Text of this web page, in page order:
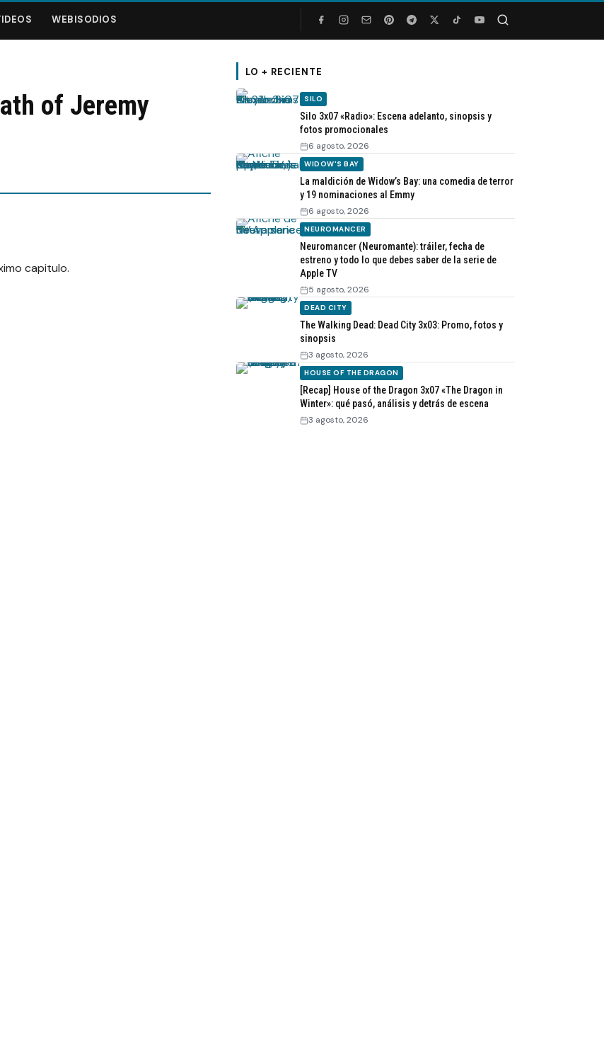
WEBISODIOS
of Jeremy
capitulo.
LO + RECIENTE
SILO
Silo 3x07 «Radio»: Escena adelanto, sinopsis y
fotos promocionales
6 agosto, 2026
WIDOW'S BAY
La maldición de Widow’s Bay: una comedia de terror
y 19 nominaciones al Emmy
6 agosto, 2026
NEUROMANCER
Neuromancer (Neuromante): tráiler, fecha de
estreno y todo lo que debes saber de la serie de
Apple TV
5 agosto, 2026
DEAD CITY
The Walking Dead: Dead City 3x03: Promo, fotos y
sinopsis
3 agosto, 2026
HOUSE OF THE DRAGON
[Recap] House of the Dragon 3x07 «The Dragon in
Winter»: qué pasó, análisis y detrás de escena
3 agosto, 2026